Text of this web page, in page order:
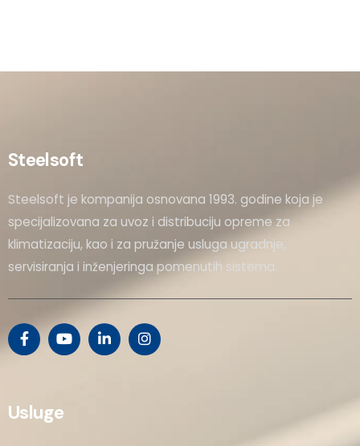
Steelsoft
Steelsoft je kompanija osnovana 1993. godine koja je
specijalizovana za uvoz i distribuciju opreme za
klimatizaciju, kao i za pružanje usluga ugradnje,
servisiranja i inženjeringa pomenutih sistema.
Usluge